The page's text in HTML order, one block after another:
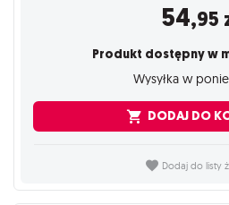
54,95
Produkt dostępny w
Wysyłka w
DODAJ DO
Dodaj do listy